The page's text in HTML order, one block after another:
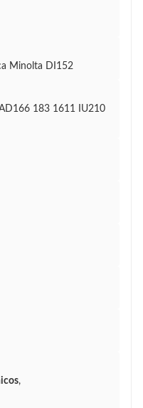
Minolta DI152
183 1611 IU210
,